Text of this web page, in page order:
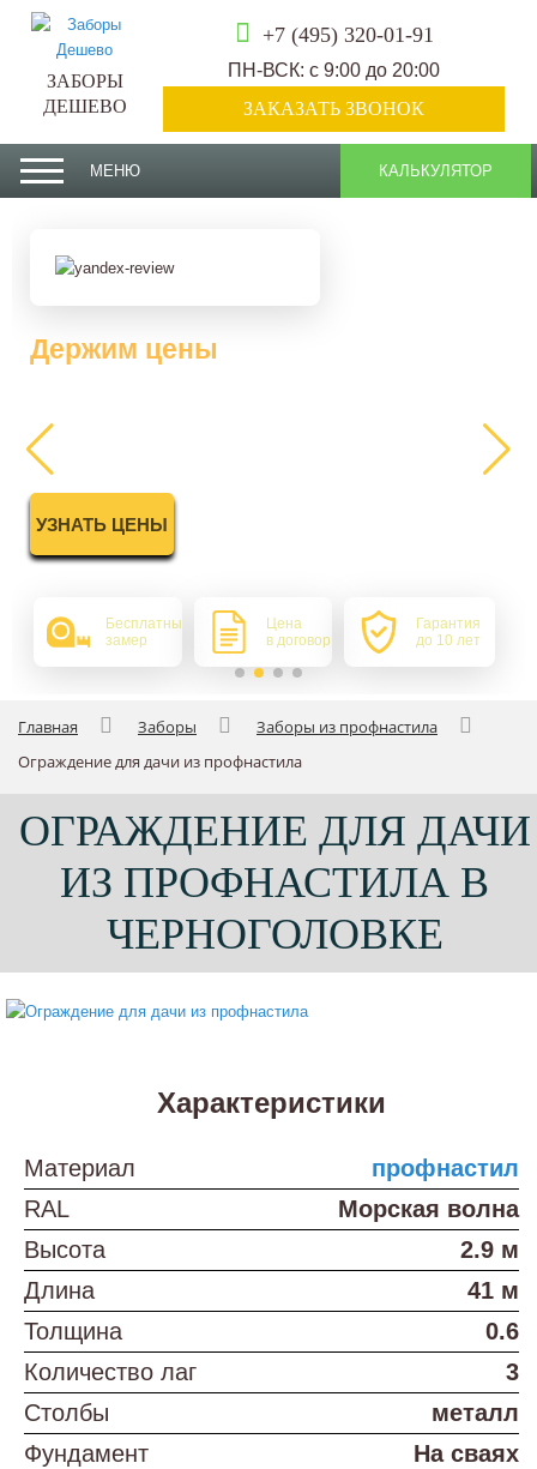
ЗАБОРЫ
ДЕШЕВО
+7 (495) 320-01-91
ПН-ВСК: с 9:00 до 20:00
ЗАКАЗАТЬ ЗВОНОК
МЕНЮ КАЛЬКУЛЯТОР
Держим цены
УЗНАТЬ ЦЕНЫ
Бесплатный
замер
Цена
в договоре
Гарантия
до 10 лет
Главная Заборы
Заборы из профнастила
Ограждение для дачи из профнастила
ОГРАЖДЕНИЕ ДЛЯ ДАЧИ
ИЗ ПРОФНАСТИЛА В
ЧЕРНОГОЛОВКЕ
Характеристики
Материал
профнастил
RAL
Морская волна
Высота
2.9 м
Длина
41 м
Толщина
0.6
Количество лаг
3
Столбы
металл
Фундамент
На сваях